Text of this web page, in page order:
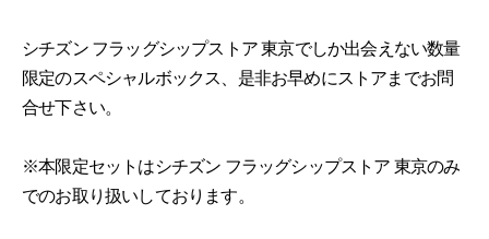
シチズン フラッグシップストア 東京でしか出会えない数量
限定のスペシャルボックス、是非お早めにストアまでお問
合せ下さい。
※本限定セットはシチズン フラッグシップストア 東京のみ
でのお取り扱いしております。